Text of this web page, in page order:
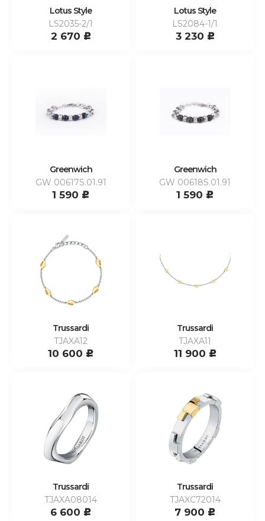
Lotus Style
LS2035-2/1
2 670 c
Lotus Style
LS2084-1/1
3 230 c
Greenwich
GW 00617S.01.91
1 590 c
Greenwich
GW 00618S.01.91
1 590 c
Trussardi
TJAXA12
10 600 c
Trussardi
TJAXA11
11 900 c
Trussardi
TJAXA08014
6 600 c
Trussardi
TJAXC72014
7 900 c